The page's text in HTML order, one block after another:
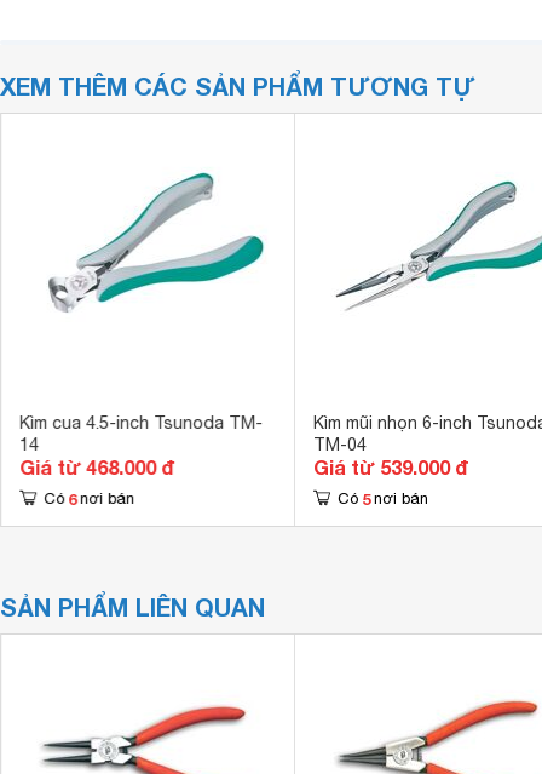
XEM THÊM CÁC SẢN PHẨM TƯƠNG TỰ
Kìm cua 4.5-inch Tsunoda TM-
14
Giá từ 468.000 đ
Có 6 nơi bán
Kìm mũi nhọn 6-inch
TM-04
Giá từ 539.000 đ
Có 5 nơi bán
SẢN PHẨM LIÊN QUAN